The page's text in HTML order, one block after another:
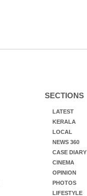
SECTIONS
LATEST
KERALA
LOCAL
NEWS 360
CASE DIARY
CINEMA
OPINION
PHOTOS
LIFESTYLE